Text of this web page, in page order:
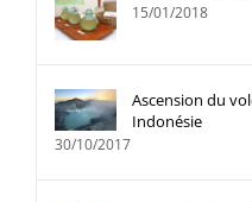
15/01/2018
Ascension du
Indonésie
30/10/2017